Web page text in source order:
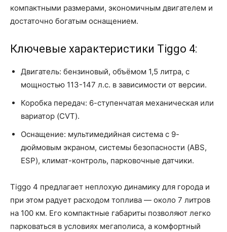
компактными размерами, экономичным двигателем и
достаточно богатым оснащением.
Ключевые характеристики Tiggo 4:
Двигатель: бензиновый, объёмом 1,5 литра, с
мощностью 113-147 л.с. в зависимости от версии.
Коробка передач: 6-ступенчатая механическая или
вариатор (CVT).
Оснащение: мультимедийная система с 9-
дюймовым экраном, системы безопасности (ABS,
ESP), климат-контроль, парковочные датчики.
Tiggo 4 предлагает неплохую динамику для города и
при этом радует расходом топлива — около 7 литров
на 100 км. Его компактные габариты позволяют легко
парковаться в условиях мегаполиса, а комфортный